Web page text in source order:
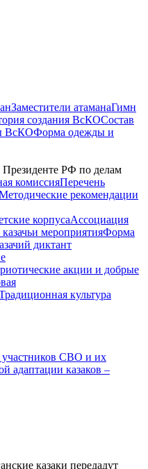
Заместители атаманаГимн
создания ВсКОСостав
ВсКОФорма одежды и
РФ по делам
комиссияПеречень
рекомендации
корпусаАссоциация
мероприятияФорма
диктант
акции и добрые
культура
участников СВО и их
адаптации казаков –
казаки передадут